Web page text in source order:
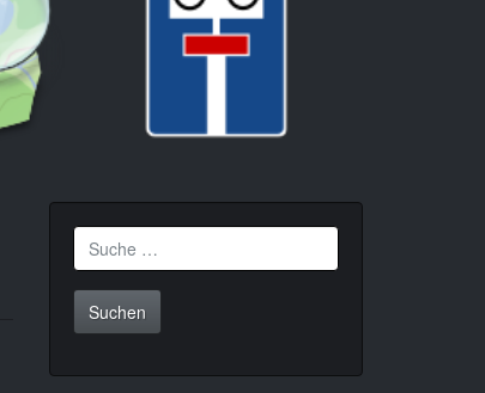
Suche
nach: